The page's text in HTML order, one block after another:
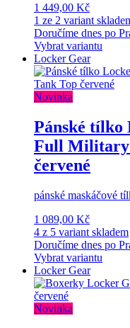
1 449,00 Kč
1 ze 2 variant
Doručíme dnes po
Vybrat variantu
Locker Gear
Novinka
Pánské tílko
Full Military
červené
pánské maskáčové
1 089,00 Kč
4 z 5 variant skladem
Doručíme dnes po
Vybrat variantu
Locker Gear
Novinka